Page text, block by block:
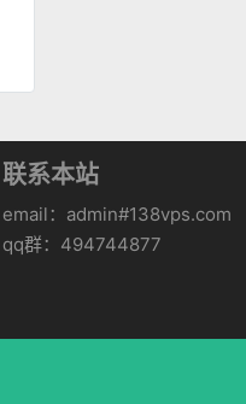
联系本站
email：admin#138vps.com
qq群：494744877